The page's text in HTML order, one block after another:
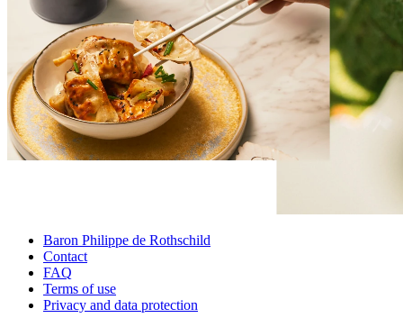
Baron Philippe de Rothschild
Contact
FAQ
Terms of use
Privacy and data protection